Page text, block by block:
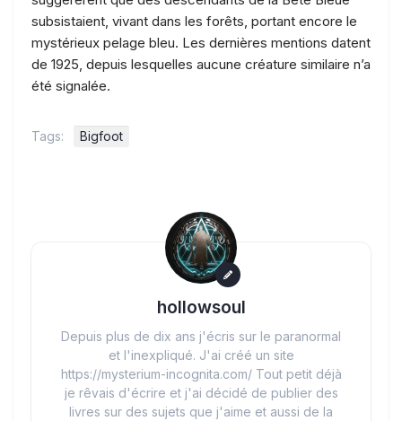
subsistaient, vivant dans les forêts, portant encore le
mystérieux pelage bleu. Les dernières mentions datent
de 1925, depuis lesquelles aucune créature similaire n’a
été signalée.
Tags: Bigfoot
hollowsoul
Depuis plus de dix ans j'écris sur le paranormal
et l'inexpliqué. J'ai créé un site
https://mysterium-incognita.com/ Tout petit déjà
je rêvais d'écrire et j'ai décidé de publier des
livres sur des sujets que j'aime et aussi de la